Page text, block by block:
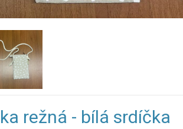
režná - bílá srdíčka